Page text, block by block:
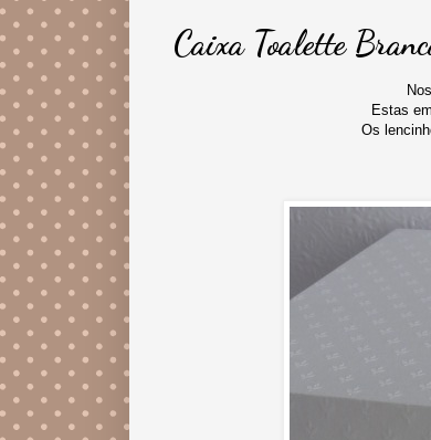
Caixa Toalette
Estas
Os